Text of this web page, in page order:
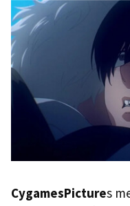
CygamesPictures